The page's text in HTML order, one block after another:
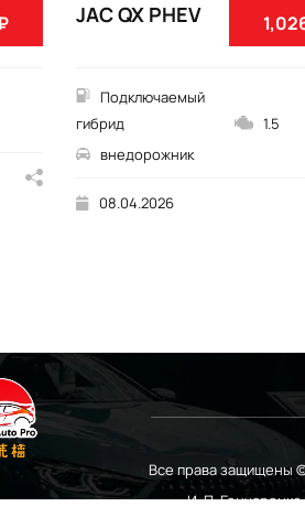
JAC QX PHEV
Подключаемый
гибрид
1.5
внедорожник
08.04.2026
Все права защищены
И. П.